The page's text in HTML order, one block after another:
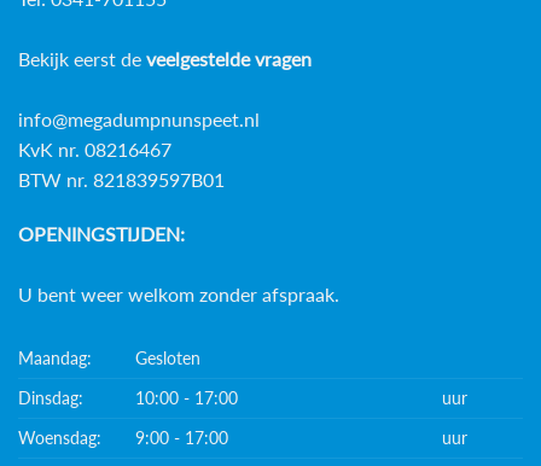
Bekijk eerst de veelgestelde vragen
info@megadumpnunspeet.nl
KvK nr. 08216467
BTW nr. 821839597B01
OPENINGSTIJDEN:
U bent weer welkom zonder afspraak.
Maandag:
Gesloten
Dinsdag:
10:00 - 17:00
uur
Woensdag:
9:00 - 17:00 uur